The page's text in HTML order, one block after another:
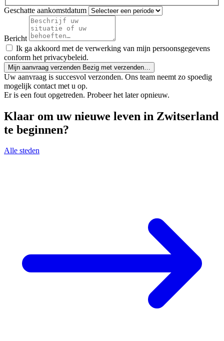
Geschatte aankomstdatum
Bericht
Ik ga akkoord met de verwerking van mijn persoonsgegevens
conform het privacybeleid.
Mijn aanvraag verzenden Bezig met verzenden…
Uw aanvraag is succesvol verzonden. Ons team neemt zo spoedig
mogelijk contact met u op.
Er is een fout opgetreden. Probeer het later opnieuw.
Klaar om uw nieuwe leven in Zwitserland
te beginnen?
Alle steden